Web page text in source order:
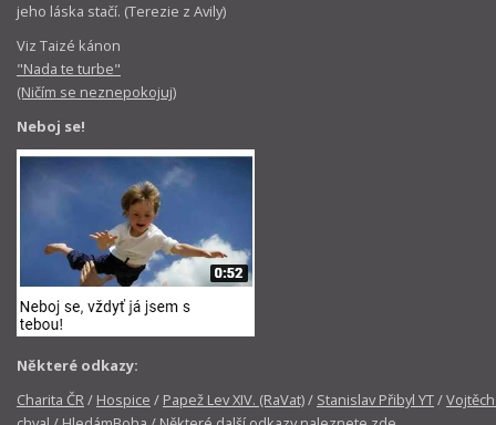
jeho láska stačí. (Terezie z Avily)
Viz Taizé kánon
"Nada te turbe"
(Ničím se neznepokojuj)
Neboj se!
Některé odkazy:
Charita ČR/ Hospice / Papež Lev XIV. (RaVat)/ Stanislav Přibyl YT/